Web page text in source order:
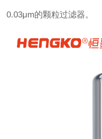
0.03μm的颗粒过滤器。